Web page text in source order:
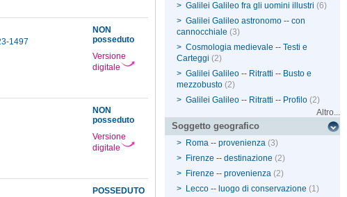
NON
posseduto
Versione
digitale
1497
NON
posseduto
Versione
digitale
POSSEDUTO
> Galilei Galileo fra gli uomini illustri (6)
> Galilei Galileo astronomo -- con
cannocchiale (3)
> Cosmologia medievale -- Testi e
Carteggi (2)
> Galilei Galileo -- Ritratti -- Busto e
mezzobusto (2)
> Galilei Galileo -- Ritratti -- Profilo (2)
Altro...
Soggetto geografico
> Roma -- provenienza (3)
> Firenze -- destinazione (2)
> Firenze -- provenienza (2)
> Lecco -- luogo di conservazione (1)